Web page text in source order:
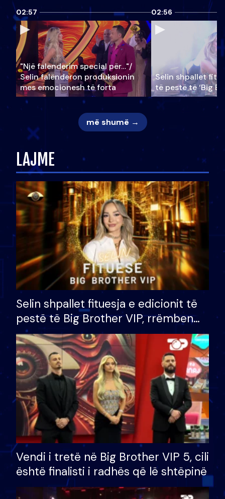
02:57
"Një falenderim special për…"/
Selin falënderon produksionin
mes emocionesh të forta
02:56
Selin shpallet
të pestë të ‘Big
më shumë →
LAJME
Selin shpallet fituesja e edicionit të
pestë të Big Brother VIP, rrëmben
çmimin e madh prej 100 mijë eurosh
Vendi i tretë në Big Brother VIP 5, cili
është finalisti i radhës që lë shtëpinë